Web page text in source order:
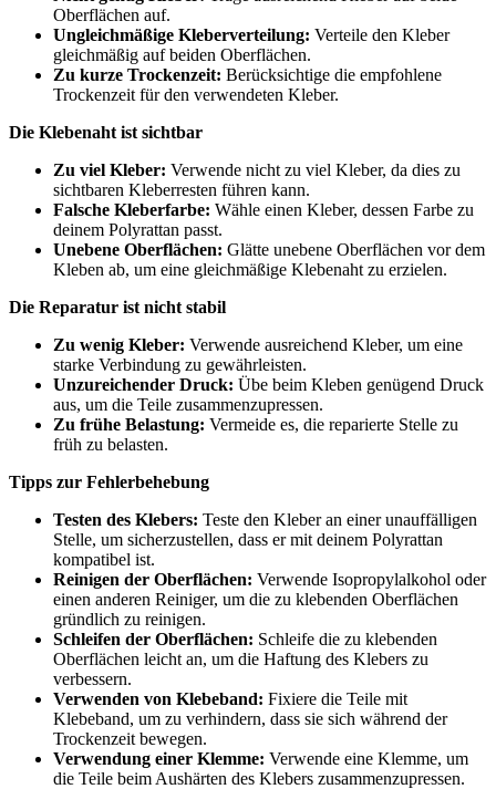
Oberflächen auf.
Ungleichmäßige Kleberverteilung: Verteile den Kleber
gleichmäßig auf beiden Oberflächen.
Zu kurze Trockenzeit: Berücksichtige die empfohlene
Trockenzeit für den verwendeten Kleber.
Die Klebenaht ist sichtbar
Zu viel Kleber: Verwende nicht zu viel Kleber, da dies zu
sichtbaren Kleberresten führen kann.
Falsche Kleberfarbe: Wähle einen Kleber, dessen Farbe zu
deinem Polyrattan passt.
Unebene Oberflächen: Glätte unebene Oberflächen vor dem
Kleben ab, um eine gleichmäßige Klebenaht zu erzielen.
Die Reparatur ist nicht stabil
Zu wenig Kleber: Verwende ausreichend Kleber, um eine
starke Verbindung zu gewährleisten.
Unzureichender Druck: Übe beim Kleben genügend Druck
aus, um die Teile zusammenzupressen.
Zu frühe Belastung: Vermeide es, die reparierte Stelle zu
früh zu belasten.
Tipps zur Fehlerbehebung
Testen des Klebers: Teste den Kleber an einer unauffälligen
Stelle, um sicherzustellen, dass er mit deinem Polyrattan
kompatibel ist.
Reinigen der Oberflächen: Verwende Isopropylalkohol oder
einen anderen Reiniger, um die zu klebenden Oberflächen
gründlich zu reinigen.
Schleifen der Oberflächen: Schleife die zu klebenden
Oberflächen leicht an, um die Haftung des Klebers zu
verbessern.
Verwenden von Klebeband: Fixiere die Teile mit
Klebeband, um zu verhindern, dass sie sich während der
Trockenzeit bewegen.
Verwendung einer Klemme: Verwende eine Klemme, um
die Teile beim Aushärten des Klebers zusammenzupressen.